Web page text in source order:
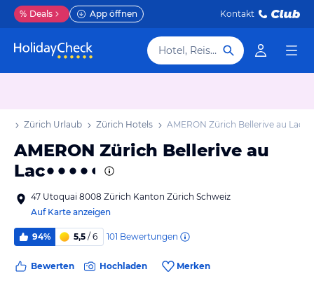
% Deals App öffnen Kontakt
Hotel, Reiseziel
Zürich Urlaub Zürich Hotels AMERON Zürich Bellerive au Lac
AMERON Zürich Bellerive au
Lac
47 Utoquai 8008 Zürich Kanton Zürich Schweiz
Auf Karte anzeigen
94% 5,5 / 6 101 Bewertungen
Bewerten Hochladen Merken